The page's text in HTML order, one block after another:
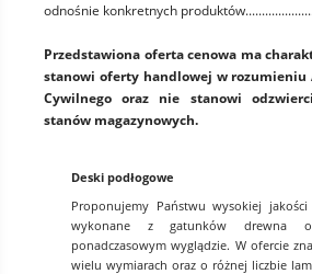
odnośnie konkretnych
Przedstawiona oferta cenowa ma
stanowi oferty handlowej w rozumieniu
Cywilnego oraz nie stanowi
stanów magazynowych.
Deski podłogowe
Proponujemy Państwu wysokiej jakości
wykonane z gatunków drewna
ponadczasowym wyglądzie. W ofercie
wielu wymiarach oraz o różnej liczbie